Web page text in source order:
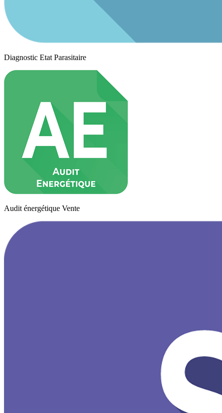
Diagnostic Etat Parasitaire
Audit énergétique Vente